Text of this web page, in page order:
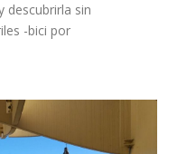
descubrirla sin
-bici por